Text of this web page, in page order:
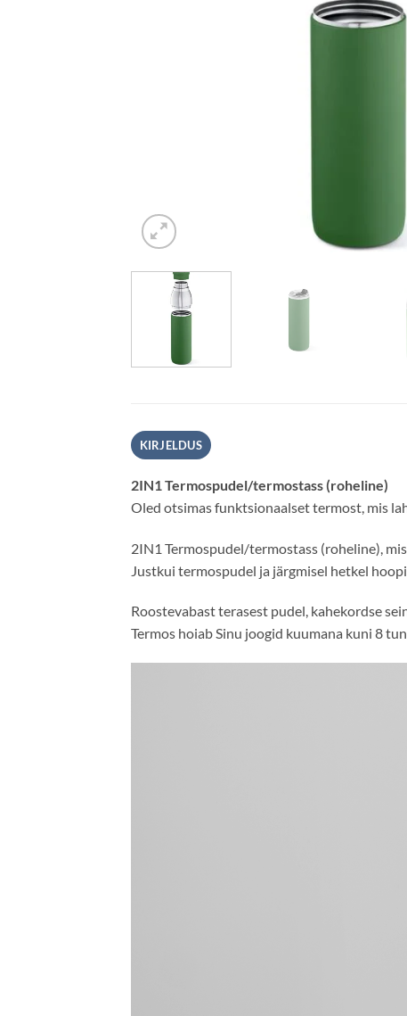
KIRJELDUS
2IN1 Termospudel/termostass (roheline)
Oled otsimas funktsionaalset termost, mis
2IN1 Termospudel/termostass (roheline),
Justkui termospudel ja järgmisel hetkel
Roostevabast terasest pudel, kahekordse
Termos hoiab Sinu joogid kuumana kuni 8